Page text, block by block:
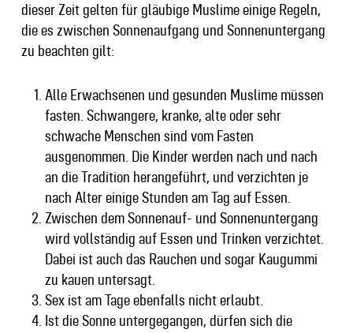
dieser Zeit gelten für gläubige Muslime einige Regeln,
die es zwischen Sonnenaufgang und Sonnenuntergang
zu beachten gilt:
Alle Erwachsenen und gesunden Muslime müssen
fasten. Schwangere, kranke, alte oder sehr
schwache Menschen sind vom Fasten
ausgenommen. Die Kinder werden nach und nach
an die Tradition herangeführt, und verzichten je
nach Alter einige Stunden am Tag auf Essen.
Zwischen dem Sonnenauf- und Sonnenuntergang
wird vollständig auf Essen und Trinken verzichtet.
Dabei ist auch das Rauchen und sogar Kaugummi
zu kauen untersagt.
Sex ist am Tage ebenfalls nicht erlaubt.
Ist die Sonne untergegangen, dürfen sich die